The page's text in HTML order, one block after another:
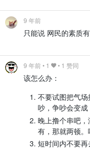
9 年前
只能说 网民的素质
9 年前• 1 • 1 赞同
该怎么办：
不要试图把气
吵，争吵会变成
晚上撸个串吧
有，那就两顿。
短时间内不要再